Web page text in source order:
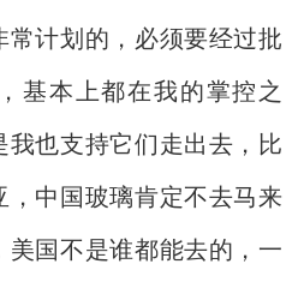
常计划的，必须要经过批
基本上都在我的掌控之
我也支持它们走出去，比
，中国玻璃肯定不去马来
美国不是谁都能去的，一